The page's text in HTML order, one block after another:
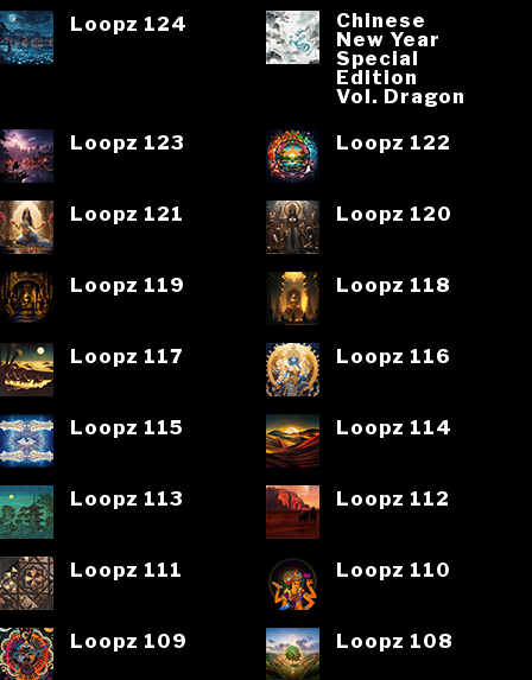
Loopz 124
Chinese
New Year
Special
Edition
Vol. Dragon
Loopz 123
Loopz 122
Loopz 121 Loopz 120
Loopz 119 Loopz 118
Loopz 117 Loopz 116
Loopz 115 Loopz 114
Loopz 113 Loopz 112
Loopz 111 Loopz 110
Loopz 109 Loopz 108